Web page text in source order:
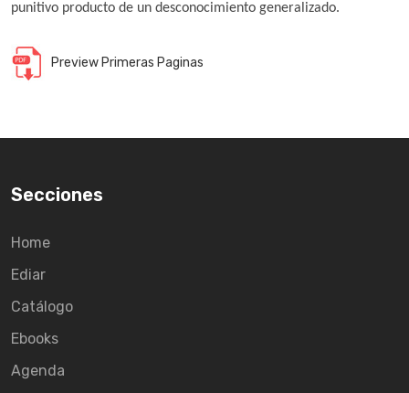
punitivo producto de un desconocimiento generalizado.
Preview Primeras Paginas
Secciones
Home
Ediar
Catálogo
Ebooks
Agenda